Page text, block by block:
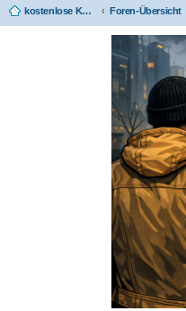
kostenlose Kochrezepte und kostenlose Kochbücher Foren-Übersicht